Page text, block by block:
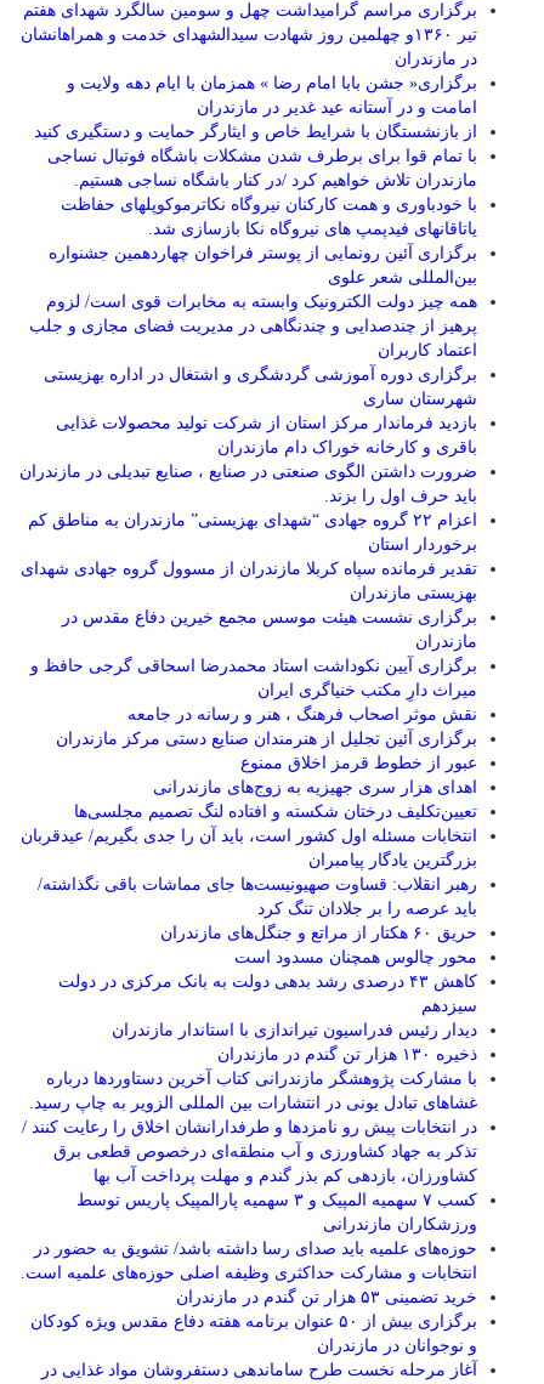
برگزاری مراسم گرامیداشت چهل و سومین سالگرد شهدای هفتم
تیر ۱۳۶۰و چهلمین روز شهادت سیدالشهدای خدمت و همراهانشان
در مازندران
برگزاری« جشن بابا امام رضا » همزمان با ایام دهه ولایت و
امامت و در آستانه عید غدیر در مازندران
از بازنشستگان با شرایط خاص و ایثارگر حمایت و دستگیری کنید
با تمام قوا برای برطرف شدن مشکلات باشگاه فوتبال نساجی
مازندران تلاش خواهیم کرد /در کنار باشگاه نساجی هستیم.
با خودباوری و همت کارکنان نیروگاه نکاترموکوپلهای حفاظت
یاتاقانهای فیدپمپ های نیروگاه نکا بازسازی شد.
برگزاری آئین رونمایی از پوستر فراخوان چهاردهمین جشنواره
بین‌المللی شعر علوی
همه چیز دولت الکترونیک وابسته به مخابرات قوی است/ لزوم
پرهیز از چندصدایی و چندنگاهی در مدیریت فضای مجازی و جلب
اعتماد کاربران
برگزاری دوره آموزشی گردشگری و اشتغال در اداره بهزیستی
شهرستان ساری
بازدید فرماندار مرکز استان از شرکت تولید محصولات غذایی
باقری و کارخانه خوراک دام مازندران
ضرورت داشتن الگوی صنعتی در صنایع ، صنایع تبدیلی در مازندران
باید حرف اول را بزند.
اعزام ۲۲ گروه جهادی “شهدای بهزیستی” مازندران به مناطق کم
برخوردار استان
تقدیر فرمانده سپاه کربلا مازندران از مسوول گروه جهادی شهدای
بهزیستی مازندران
برگزاری نشست هیئت موسس مجمع خیرین دفاع مقدس در
مازندران
برگزاری آیین نکوداشت استاد محمدرضا اسحاقی گرجی حافظ و
میراث دارِ مکتب خنیاگری ایران
نقش موثر اصحاب فرهنگ ، هنر و رسانه در جامعه
برگزاری آئین تجلیل از هنرمندان صنایع دستی مرکز مازندران
عبور از خطوط قرمز اخلاق ممنوع
اهدای هزار سری جهیزیه به زوج‌های مازندرانی
تعیین‌تکلیف درختان شکسته و افتاده لنگ تصمیم مجلسی‌ها
انتخابات مسئله اول کشور است، باید آن را جدی بگیریم/ عیدقربان
بزرگترین یادگار پیامبران
رهبر انقلاب: قساوت صهیونیست‌ها جای مماشات باقی نگذاشته/
باید عرصه را بر جلادان تنگ کرد
حریق ۶۰ هکتار از مراتع و جنگل‌های مازندران
محور چالوس همچنان مسدود است
کاهش ۴۳ درصدی رشد بدهی دولت به بانک مرکزی در دولت
سیزدهم
دیدار رئیس فدراسیون تیراندازی با استاندار مازندران
ذخیره ۱۳۰ هزار تن گندم در مازندران
با مشارکت پژوهشگر مازندرانی كتاب آخرین دستاوردها درباره
غشاهای تبادل یونی در انتشارات بین المللی الزویر به چاپ رسید.
در انتخابات پیش رو نامزدها و طرفدارانشان اخلاق را رعایت کنند /
تذکر به جهاد کشاورزی و آب منطقه‌ای درخصوص قطعی برق
کشاورزان، بازدهی کم بذر گندم و مهلت پرداخت آب بها
کسب ۷ سهمیه المپیک و ۳ سهمیه پارالمپیک پاریس توسط
ورزشکاران مازندرانی
حوزه‌های علمیه باید صدای رسا داشته باشد/ تشویق به حضور در
انتخابات و مشارکت حداکثری وظیفه اصلی حوزه‌های علمیه است.
خرید تضمینی ۵۳ هزار تن گندم در مازندران
برگزاری بیش از ۵۰ عنوان برنامه هفته دفاع مقدس ویژه کودکان
و نوجوانان در مازندران
آغاز مرحله نخست طرح ساماندهی دستفروشان مواد غذایی در